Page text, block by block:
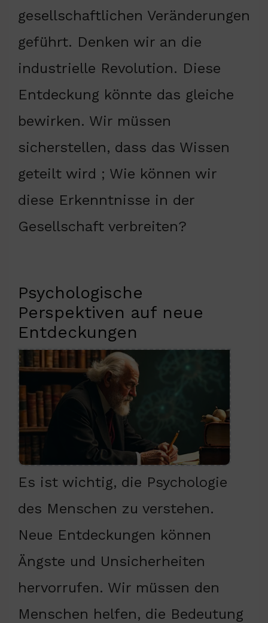
gesellschaftlichen Veränderungen
geführt. Denken wir an die
industrielle Revolution. Diese
Entdeckung könnte das gleiche
bewirken. Wir müssen
sicherstellen, dass das Wissen
geteilt wird ; Wie können wir
diese Erkenntnisse in der
Gesellschaft verbreiten?
Psychologische
Perspektiven auf neue
Entdeckungen
Es ist wichtig, die Psychologie
des Menschen zu verstehen.
Neue Entdeckungen können
Ängste und Unsicherheiten
hervorrufen. Wir müssen den
Menschen helfen, die Bedeutung